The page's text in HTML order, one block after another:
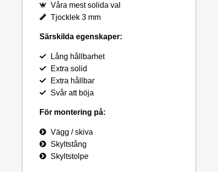
Våra mest solida val
Tjocklek 3 mm
Särskilda egenskaper:
Lång hållbarhet
Extra solid
Extra hållbar
Svår att böja
För montering på:
Vägg / skiva
Skyltstång
Skyltstolpe